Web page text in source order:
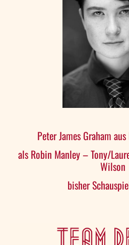
Peter James Graham
als Robin Manley – Tony/
Wilson
bisher